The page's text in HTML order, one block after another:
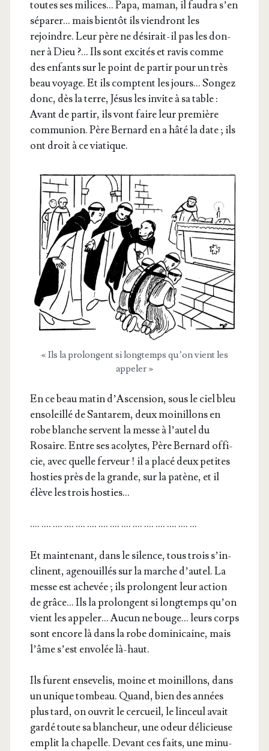
toutes ses milices… Papa, maman, il fau­dra s’en
sépa­rer… mais bien­tôt ils vien­dront les
rejoindre. Leur père ne dési­rait-il pas les don­
ner à Dieu ?… Ils sont exci­tés et ravis comme
des enfants sur le point de par­tir pour un très
beau voyage. Et ils comptent les jours… Son­gez
donc, dès la terre, Jésus les invite à sa table :
Avant de par­tir, ils vont faire leur pre­mière
com­mu­nion. Père Ber­nard en a hâté la date ; ils
ont droit à ce viatique.
« Ils la pro­longent si long­temps qu’on vient les
appeler »
En ce beau matin d’As­cen­sion, sous le ciel bleu
enso­leillé de San­ta­rem, deux moi­nillons en
robe blanche servent la messe à l’au­tel du
Rosaire. Entre ses aco­lytes, Père Ber­nard offi­
cie, avec quelle fer­veur ! il a pla­cé deux petites
hos­ties près de la grande, sur la patène, et il
élève les trois hosties…
.… .… .… .… .… .… .… .… .… .… .… .… .… .… …
Et main­te­nant, dans le silence, tous trois s’in­
clinent, age­nouillés sur la marche d’au­tel. La
messe est ache­vée ; ils pro­longent leur action
de grâce… Ils la pro­longent si long­temps qu’on
vient les appe­ler… Aucun ne bouge… leurs corps
sont encore là dans la robe domi­ni­caine, mais
l’âme s’est envo­lée là-haut.
Ils furent ense­ve­lis, moine et moi­nillons, dans
un unique tom­beau. Quand, bien des années
plus tard, on ouvrit le cer­cueil, le lin­ceul avait
gar­dé toute sa blan­cheur, une odeur déli­cieuse
emplit la cha­pelle. Devant ces faits, une minu­